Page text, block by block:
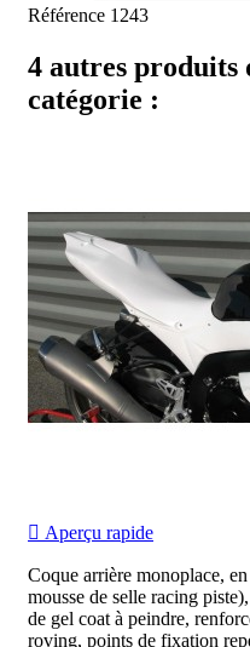
Référence 1243
4 autres produits
catégorie :
 Aperçu rapide
Coque arrière monoplace,
mousse de selle racing
de gel coat à peindre,
roving, points de fixation